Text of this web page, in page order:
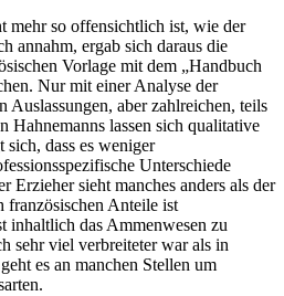
mehr so offensichtlich ist, wie der
annahm, ergab sich daraus die
Vorlage mit dem „Handbuch
Nur mit einer Analyse der
Auslassungen, aber zahlreichen, teils
Hahnemanns lassen sich qualitative
sich, dass es weniger
Unterschiede
Erzieher sieht manches anders als der
Anteile ist
inhaltlich das Ammenwesen zu
sehr viel verbreiteter war als in
es an manchen Stellen um